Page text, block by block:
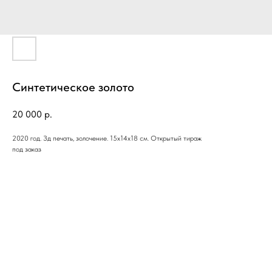
Синтетическое золото
20 000 р.
2020 год. Зд печать, золочение. 15х14х18 см. Открытый тираж
под заказ